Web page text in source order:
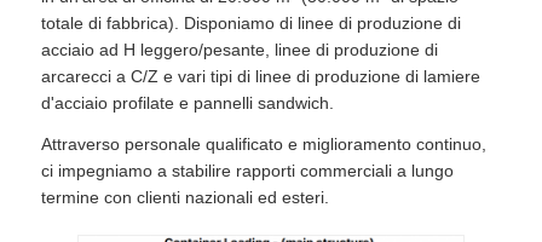
totale di fabbrica). Disponiamo di linee di produzione di
acciaio ad H leggero/pesante, linee di produzione di
arcarecci a C/Z e vari tipi di linee di produzione di lamiere
d'acciaio profilate e pannelli sandwich.
Attraverso personale qualificato e miglioramento continuo,
ci impegniamo a stabilire rapporti commerciali a lungo
termine con clienti nazionali ed esteri.